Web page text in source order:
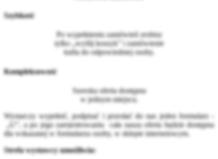
Szybkość
Po wypełnieniu zamówień zrobisz
tylko „wyślij koszyk” i zamówienie
trafia do odpowiedniej osoby.
Kompleksowość
Szeroka oferta dostępna
w jednym miejscu.
Wystarczy wypełnić, podpisać i przesłać do nas jeden formularz -
„U”, a po jego zarejestrowaniu cała nasza oferta będzie dostępna
dla wskazanej w formularzu osoby, w sklepie internetowym.
Strefa wystawcy umożliwia: